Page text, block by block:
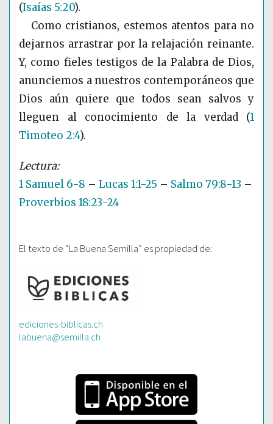
(Isaías 5:20).
Como cristianos, estemos atentos para no
dejarnos arrastrar por la relajación reinante.
Y, como fieles testigos de la Palabra de Dios,
anunciemos a nuestros contemporáneos que
Dios aún quiere que todos sean salvos y
lleguen al conocimiento de la verdad (1
Timoteo 2:4).
1 Samuel 6-8 – Lucas 1:1-25 – Salmo 79:8-13 –
Proverbios 18:23-24
El texto de “La Buena Semilla” es propiedad de:
ediciones-biblicas.ch
labuena@semilla.ch